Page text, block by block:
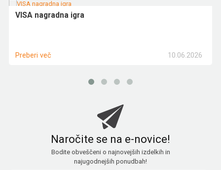
VISA nagradna igra
10.06.2026
Preberi več
Naročite se na e-novice!
Bodite obveščeni o najnovejših izdelkih in
najugodnejših ponudbah!